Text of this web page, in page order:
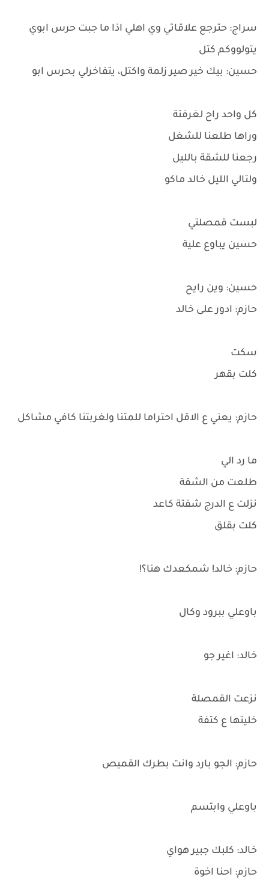
سراج: حترجع علاقاتي وي اهلي اذا ما جبت حرس ابوي
يتولووكم كتل
حسين: بيك خير صير زلمة واكتل، يتفاخرلي بحرس ابو
كل واحد راح لغرفتة
وراها طلعنا للشغل
رجعنا للشقة بالليل
ولتالي الليل خالد ماكو
لبست قمصلتي
حسين يباوع علية
حسين: وين رايح
حازم: ادور على خالد
سكت
كلت بقهر
حازم: يعني ع الاقل احتراما للمتنا ولغربتنا كافي مشاكل
ما رد الي
طلعت من الشقة
نزلت ع الدرج شفتة كاعد
كلت بقلق
حازم: خالد! شمكعدك هنا؟!
باوعلي ببرود وكال
خالد: اغير جو
نزعت القمصلة
خليتها ع كتفة
حازم: الجو بارد وانت بطرك القميص
باوعلي وابتسم
خالد: كلبك جبير هواي
حازم: احنا اخوة